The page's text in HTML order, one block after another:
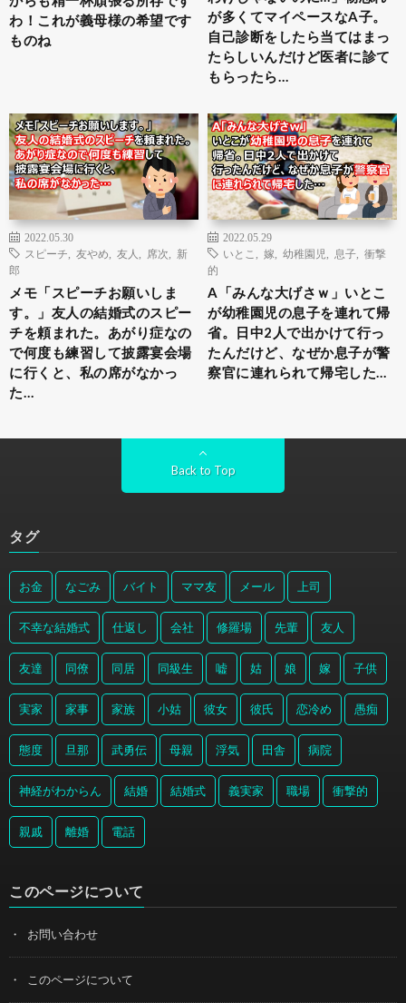
わ！これが義母様の希望です
ものね
が多くてマイペースなA子。
自己診断をしたら当てはまっ
たらしいんだけど医者に診て
もらったら…
2022.05.30
スピーチ
友やめ 友人 席次
新
郎
メモ「スピーチお願いしま
す。」友人の結婚式のスピー
チを頼まれた。あがり症なの
で何度も練習して披露宴会場
に行くと、私の席がなかっ
た…
2022.05.29
いとこ
嫁 幼稚園児 息子
衝撃
的
A「みんな大げさｗ」いとこ
が幼稚園児の息子を連れて帰
省。日中2人で出かけて行っ
たんだけど、なぜか息子が警
察官に連れられて帰宅した…
Back to Top
タグ
お金 なごみ バイト ママ友 メール 上司
不幸な結婚式 仕返し 会社 修羅場 先輩 友人
友達 同僚 同居 同級生 嘘 姑 娘 嫁 子供
実家 家事 家族 小姑 彼女 彼氏 恋冷め 愚痴
態度 旦那 武勇伝 母親 浮気 田舎 病院
神経がわからん 結婚 結婚式 義実家 職場 衝撃的
親戚 離婚 電話
このページについて
お問い合わせ
このページについて